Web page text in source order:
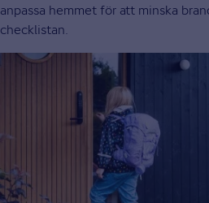
anpassa hemmet för att minska
checklistan.